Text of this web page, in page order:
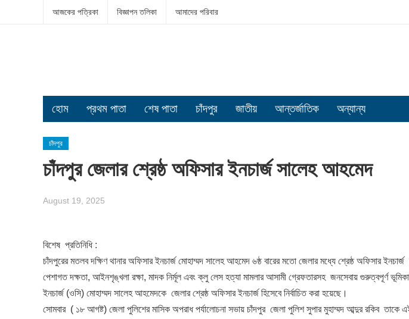
আজকের পত্রিকা বিজ্ঞাপন তলিকা আমাদের পরিবার
হোম প্রথম পাতা শেষ পাতা চাঁদপুর জাতীয় আন্তর্জাতিক অন্যান্য
চাঁদপুর
চাঁদপুর জেলার শ্রেষ্ঠ অফিসার ইনচার্জ সালেহ আহমেদ
August 19, 2025
বিশেষ প্রতিনিধি :
চাঁদপুরের মতলব দক্ষিণ থানার অফিসার ইনচার্জ মোহাম্মদ সালেহ আহমেদ ৬ষ্ঠ বারের মতো জেলার মধ্যে শ্রেষ্ঠ অফিসার ইনচার্জ
পেশাগত দক্ষতা, আইনশৃঙ্খলা রক্ষা, মাদক নির্মূল এবং ক্লু লেস হত্যা মামলার আসামী গ্রেফতারসহ জনসেবায় গুরুত্বপূর্ণ
ইনচার্জ (ওসি) মোহাম্মদ সালেহ আহমেদকে জেলার শ্রেষ্ঠ অফিসার ইনচার্জ হিসেবে নির্বাচিত করা হয়েছে।
সোমবার ( ১৮ আগষ্ট) জেলা পুলিশের মাসিক অপরাধ পর্যালোচনা সভায় চাঁদপুর জেলা পুলিশ সুপার মুহাম্মদ আব্দুর রকিব তাকে